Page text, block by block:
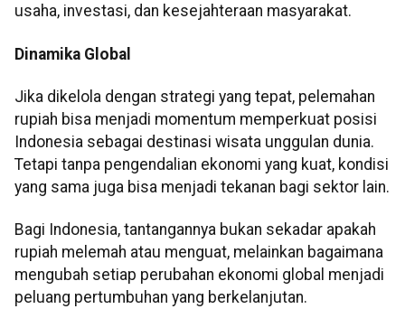
usaha, investasi, dan kesejahteraan masyarakat.
Dinamika Global
Jika dikelola dengan strategi yang tepat, pelemahan
rupiah bisa menjadi momentum memperkuat posisi
Indonesia sebagai destinasi wisata unggulan dunia.
Tetapi tanpa pengendalian ekonomi yang kuat, kondisi
yang sama juga bisa menjadi tekanan bagi sektor lain.
Bagi Indonesia, tantangannya bukan sekadar apakah
rupiah melemah atau menguat, melainkan bagaimana
mengubah setiap perubahan ekonomi global menjadi
peluang pertumbuhan yang berkelanjutan.